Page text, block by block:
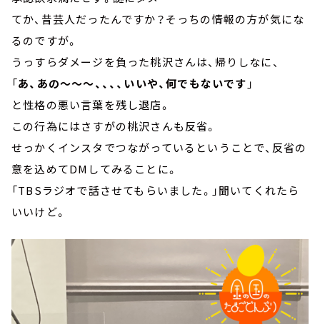
てか、昔芸人だったんですか？そっちの情報の方が気にな
るのですが。
うっすらダメージを負った桃沢さんは、帰りしなに、
「あ、あの～～～、、、、いいや、何でもないです 」
と性格の悪い言葉を残し退店。
この行為にはさすがの桃沢さんも反省。
せっかくインスタでつながっているということで、反省の
意を込めてDMしてみることに。
「TBSラジオで話させてもらいました。」聞いてくれたら
いいけど。